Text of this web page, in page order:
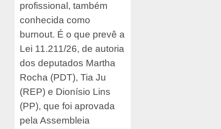
profissional, também
conhecida como
burnout. É o que prevê a
Lei 11.211/26, de autoria
dos deputados Martha
Rocha (PDT), Tia Ju
(REP) e Dionísio Lins
(PP), que foi aprovada
pela Assembleia